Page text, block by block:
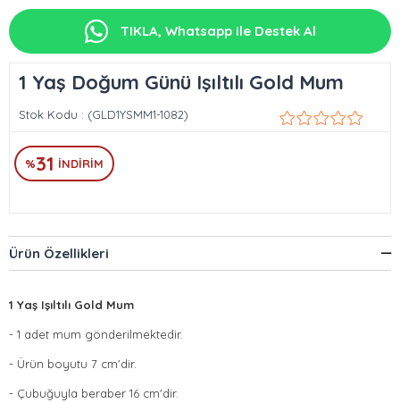
TIKLA, Whatsapp ile Destek Al
1 Yaş Doğum Günü Işıltılı Gold Mum
Stok Kodu (GLD1YSMM1-1082)
%31 İNDIRIM
Ürün Özellikleri
1 Yaş Işıltılı Gold Mum
- 1 adet mum gönderilmektedir.
- Ürün boyutu 7 cm'dir.
- Çubuğuyla beraber 16 cm'dir.